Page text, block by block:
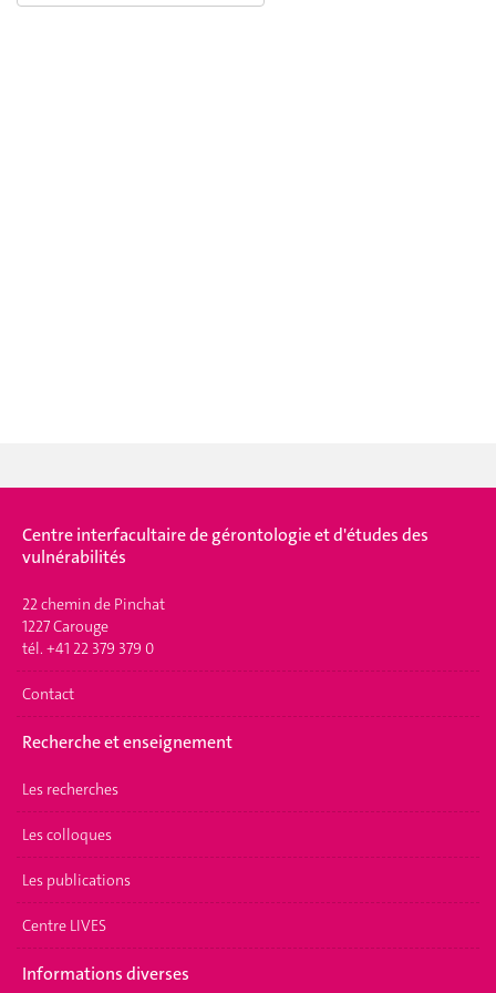
Centre interfacultaire de gérontologie et d'études des
vulnérabilités
22 chemin de Pinchat
1227 Carouge
tél. +41 22 379 379 0
Contact
Recherche et enseignement
Les recherches
Les colloques
Les publications
Centre LIVES
Informations diverses